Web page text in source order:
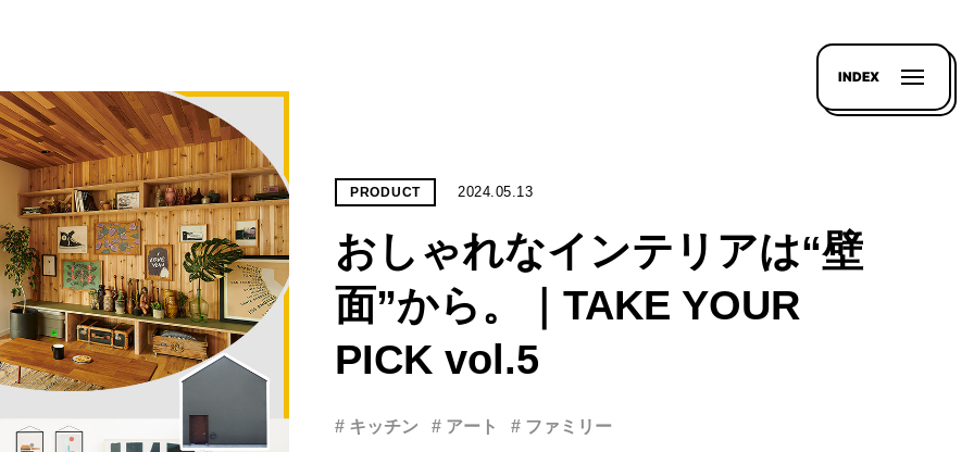
INDEX
PRODUCT 2024.05.13
おしゃれなインテリアは“壁
面”から。｜TAKE YOUR
PICK vol.5
# キッチン # アート # ファミリー